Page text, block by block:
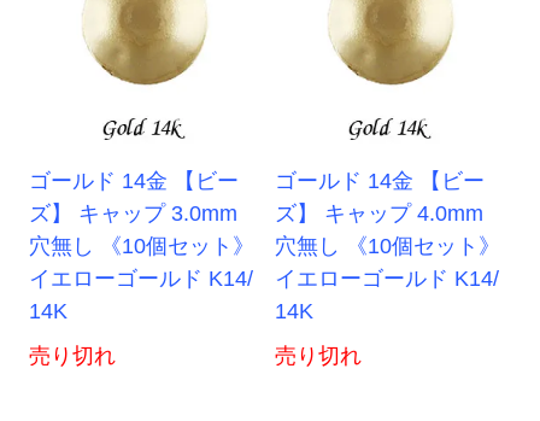
ゴールド 14金 【ビー
ズ】 キャップ 3.0mm
穴無し 《10個セット》
イエローゴールド K14/
14K
売り切れ
ゴールド 14金 【ビー
ズ】 キャップ 4.0mm
穴無し 《10個セット》
イエローゴールド K14/
14K
売り切れ